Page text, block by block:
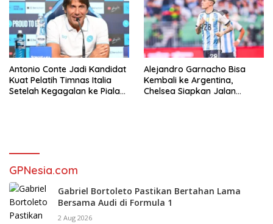
Antonio Conte Jadi Kandidat
Kuat Pelatih Timnas Italia
Setelah Kegagalan ke Piala
Alejandro Garnacho Bisa
Kembali ke Argentina,
Chelsea Siapkan Jalan
GPNesia.com
Gabriel Bortoleto Pastikan Bertahan Lama
Bersama Audi di Formula 1
2 Aug 2026